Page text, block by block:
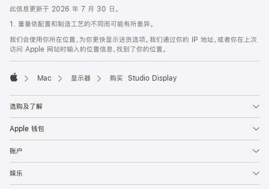
此信息更新于 2026 年 7 月 30 日。
1. 重量依配置和制造工艺的不同而可能有所差异。
我们会使用你所在位置，为你更快显示送货选项。我们通过你的 IP 地址，或者你在上次
访问 Apple 网站时输入的位置信息，找到了你的位置。
Mac 显示器 购买 Studio Display
选购及了解
Apple 钱包
账户
娱乐